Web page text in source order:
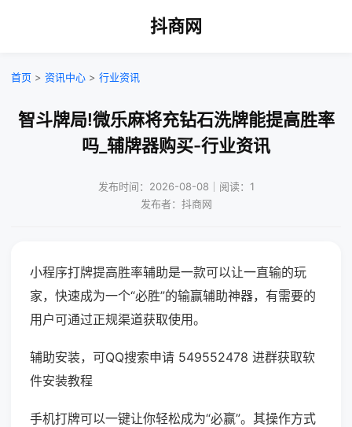
抖商网
首页 > 资讯中心 > 行业资讯
智斗牌局!微乐麻将充钻石洗牌能提高胜率
吗_辅牌器购买-行业资讯
发布时间：2026-08-08｜阅读：1
发布者：抖商网
小程序打牌提高胜率辅助是一款可以让一直输的玩
家，快速成为一个“必胜”的输赢辅助神器，有需要的
用户可通过正规渠道获取使用。
辅助安装，可QQ搜索申请 549552478 进群获取软
件安装教程
手机打牌可以一键让你轻松成为“必赢”。其操作方式